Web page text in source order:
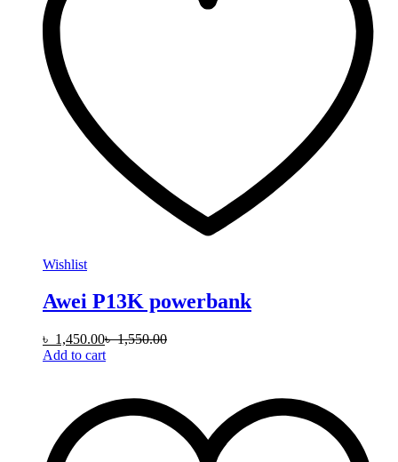
Wishlist
Awei P13K powerbank
৳ 1,450.00৳1,550.00
Add to cart